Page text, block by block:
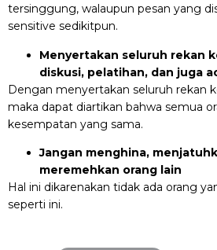
tersinggung, walaupun pesan yang
sensitive sedikitpun.
Menyertakan seluruh rekan
diskusi, pelatihan, dan juga
Dengan menyertakan seluruh rekan
maka dapat diartikan bahwa semua
kesempatan yang sama.
Jangan menghina,
meremehkan orang lain
Hal ini dikarenakan tidak ada orang
seperti ini.